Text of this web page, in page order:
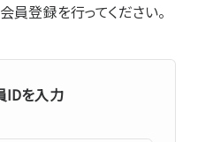
員登録を行ってください。
IDを入力